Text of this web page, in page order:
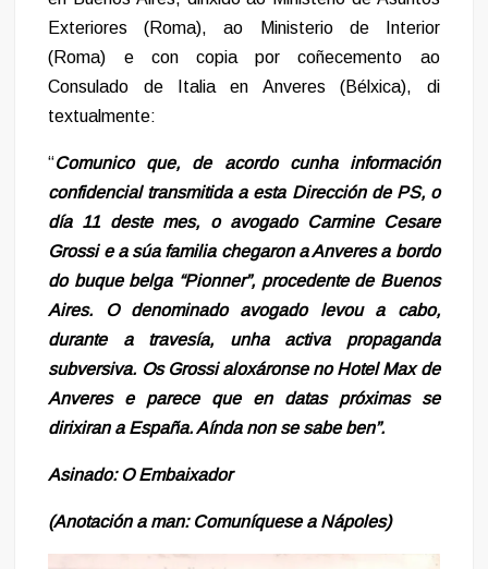
Exteriores (Roma), ao Ministerio de Interior
(Roma) e con copia por coñecemento ao
Consulado de Italia en Anveres (Bélxica), di
textualmente:
“Comunico que, de acordo cunha información
confidencial transmitida a esta Dirección de PS, o
día 11 deste mes, o avogado Carmine Cesare
Grossi e a súa familia chegaron a Anveres a bordo
do buque belga “Pionner”, procedente de Buenos
Aires. O denominado avogado levou a cabo,
durante a travesía, unha activa propaganda
subversiva. Os Grossi aloxáronse no Hotel Max de
Anveres e parece que en datas próximas se
dirixiran a España. Aínda non se sabe ben”.
Asinado: O Embaixador
(Anotación a man: Comuníquese a Nápoles)